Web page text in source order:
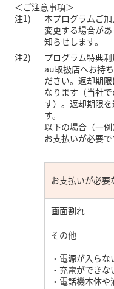
＜ご注意事項＞
本プログラムご加
変更する場合が
知らせします。
プログラム特典
au取扱店へお持
ださい。返却期
なります（当社
す）。返却期限
す。
以下の場合（一
お支払いが必要で
お支払いが必要
画面割れ
その他
・電源が入らな
・充電ができな
・電話機本体